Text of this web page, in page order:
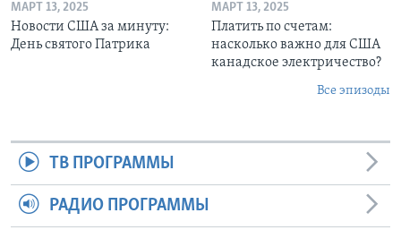
МАРТ 13, 2025
Новости США за минуту:
День святого Патрика
МАРТ 13, 2025
Платить по счетам:
насколько важно для США
канадское электричество?
Все эпизоды
ТВ ПРОГРАММЫ
РАДИО ПРОГРАММЫ